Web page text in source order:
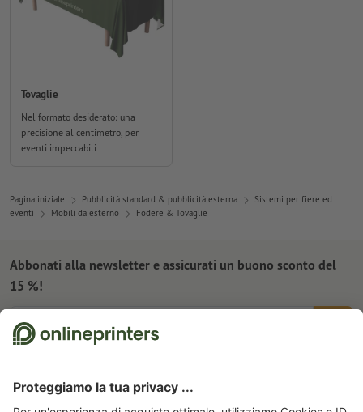
Tovaglie
Nel formato desiderato: una
precisione al centimetro, per
eventi impeccabili
Pagina iniziale Pubblicità standard & pubblicità esterna
Sistemi per fiere ed
eventi
Mobili da esterno Fodere & Tovaglie
Azienda
Servizio
Abbonati alla newsletter e assicurati un buono sconto del
15 %!